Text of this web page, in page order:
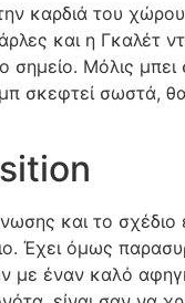
καρδιά του
και η Γκαλέτ
Μόλις
σκεφτεί σωστά,
και το
Έχει όμως
με έναν καλό